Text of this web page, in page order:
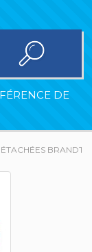
DE
BRANDT